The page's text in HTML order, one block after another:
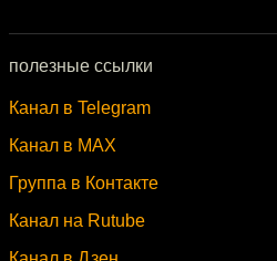
полезные ссылки
Канал в Telegram
Канал в MAX
Группа в Контакте
Канал на Rutube